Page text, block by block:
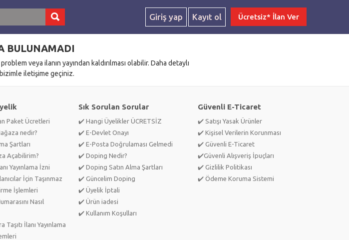
Giriş yap Kayıt ol Ücretsiz* İlan Ver
BULUNAMADI
veya ilanın yayından kaldırılması olabilir. Daha detaylı
iletişime geçiniz.
Paket Ücretleri
nedir?
Şartları
Açabilirim?
Yayınlama İzni
İçin Taşınmaz
İşlemleri
Nasıl
İlanı Yayınlama
Sık Sorulan Sorular
✔️ Hangi Üyelikler ÜCRETSİZ
✔️ E-Devlet Onayı
✔️ E-Posta Doğrulaması Gelmedi
✔️ Doping Nedir?
✔️ Doping Satın Alma Şartları
✔️ Güncelim Doping
✔️ Üyelik İptali
✔️ Ürün iadesi
✔️ Kullanım Koşulları
Güvenli E-Ticaret
✔️ Satışı Yasak Ürünler
✔️ Kişisel Verilerin Korunması
✔️ Güvenli E-Ticaret
✔️Güvenli Alışveriş İpuçları
✔️ Gizlilik Politikası
✔️ Ödeme Koruma Sistemi